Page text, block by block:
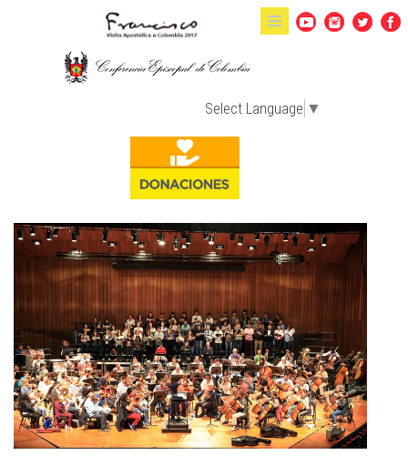
Pasar al contenido principal
Select Language ▼